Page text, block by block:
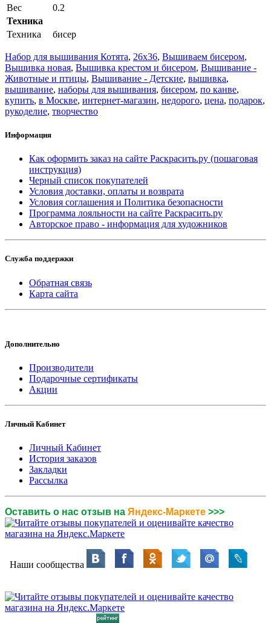
Вес
0.2
Техника
Техника
бисер
Набор для вышивания Котята, 26x36, Вышиваем бисером,
Вышивка новая, Вышивка крестом и бисером, Вышивание -
Животные и птицы, Вышивание - Детские, вышивка,
вышивание, наборы для вышивания, бисером, по канве,
купить, в Москве, интернет-магазин, недорого, цена, подарок,
рукоделие, творчество
Информация
Как оформить заказ на сайте Раскрасить.ру (пошаговая
инструкция)
Черный список покупателей
Условия доставки, оплаты и возврата
Условия соглашения и Политика безопасности
Программа лояльности на сайте Раскрасить.ру
Авторское право - информация для художников
Служба поддержки
Обратная связь
Карта сайта
Дополнительно
Производители
Подарочные сертификаты
Акции
Личный Кабинет
Личный Кабинет
История заказов
Закладки
Рассылка
Оставить о нас отзыв на Яндекс-Маркете >>>
Наши сообщества